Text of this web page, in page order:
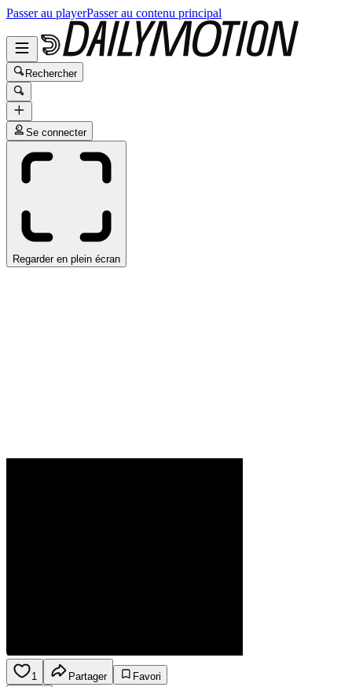
Passer au playerPasser au contenu principal
Rechercher
Se connecter
Regarder en plein écran
1 Partager
Favori